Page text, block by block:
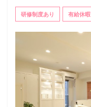
研修制度あり 有給休暇